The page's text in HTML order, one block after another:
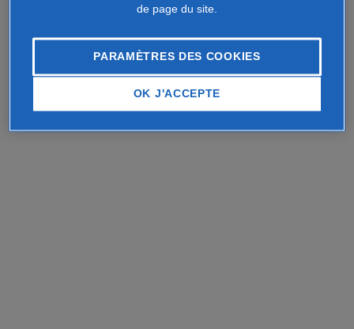
de page du site.
PARAMÈTRES DES COOKIES
OK J'ACCEPTE